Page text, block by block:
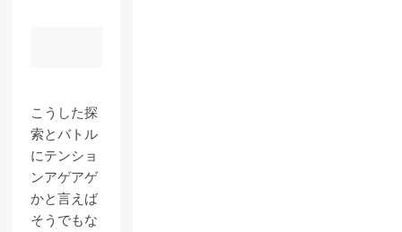
こうした探
索とバトル
にテンショ
ンアゲアゲ
かと言えば
そうでもな